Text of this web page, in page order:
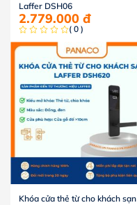
Laffer DSH06
2.779.000 đ
( 0 )
Khóa cửa thẻ từ cho khách sạn